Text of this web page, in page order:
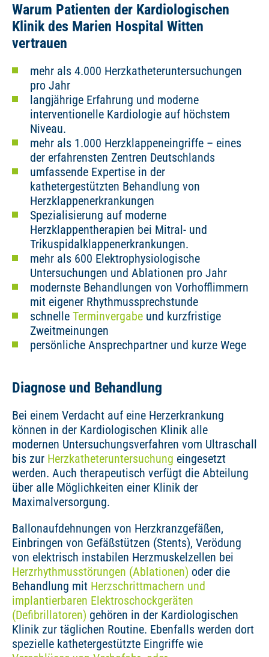
Warum Patienten der Kardiologischen
Klinik des Marien Hospital Witten
vertrauen
mehr als 4.000 Herzkatheteruntersuchungen
pro Jahr
langjährige Erfahrung und moderne
interventionelle Kardiologie auf höchstem
Niveau.
mehr als 1.000 Herzklappeneingriffe – eines
der erfahrensten Zentren Deutschlands
umfassende Expertise in der
kathetergestützten Behandlung von
Herzklappenerkrankungen
Spezialisierung auf moderne
Herzklappentherapien bei Mitral- und
Trikuspidalklappenerkrankungen.
mehr als 600 Elektrophysiologische
Untersuchungen und Ablationen pro Jahr
modernste Behandlungen von Vorhofflimmern
mit eigener Rhythmussprechstunde
schnelle Terminvergabe und kurzfristige
Zweitmeinungen
persönliche Ansprechpartner und kurze Wege
Diagnose und Behandlung
Bei einem Verdacht auf eine Herzerkrankung
können in der Kardiologischen Klinik alle
modernen Untersuchungsverfahren vom Ultraschall
bis zur Herzkatheteruntersuchung eingesetzt
werden. Auch therapeutisch verfügt die Abteilung
über alle Möglichkeiten einer Klinik der
Maximalversorgung.
Ballonaufdehnungen von Herzkranzgefäßen,
Einbringen von Gefäßstützen (Stents), Verödung
von elektrisch instabilen Herzmuskelzellen bei
Herzrhythmusstörungen (Ablationen) oder die
Behandlung mit Herzschrittmachern und
implantierbaren Elektroschockgeräten
(Defibrillatoren) gehören in der Kardiologischen
Klinik zur täglichen Routine. Ebenfalls werden dort
spezielle kathetergestützte Eingriffe wie